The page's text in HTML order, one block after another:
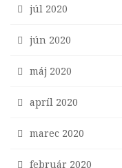
júl 2020
jún 2020
máj 2020
apríl 2020
marec 2020
február 2020